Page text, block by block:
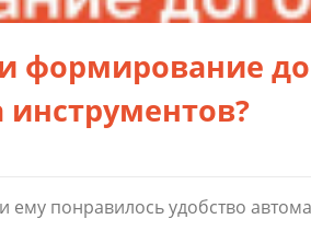
формирование
ему понравилось удобство